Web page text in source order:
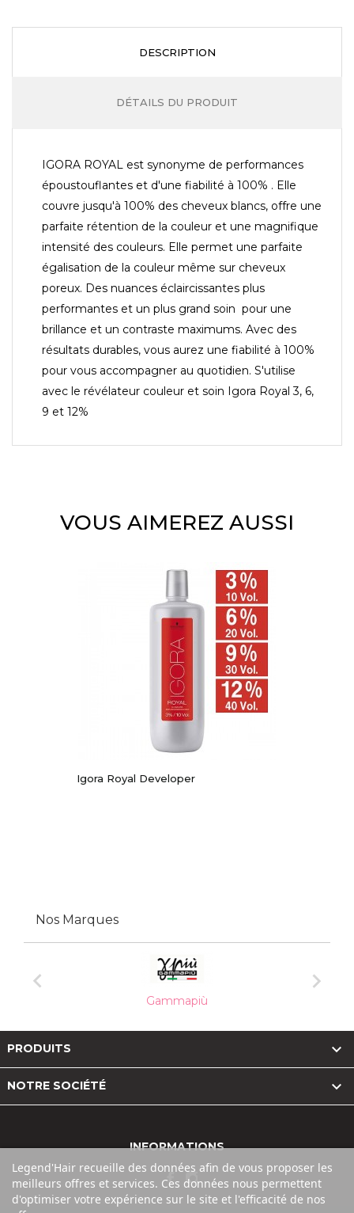
DESCRIPTION
DÉTAILS DU PRODUIT
IGORA ROYAL est synonyme de performances
époustouflantes et d'une fiabilité à 100% . Elle
couvre jusqu'à 100% des cheveux blancs, offre une
parfaite rétention de la couleur et une magnifique
intensité des couleurs. Elle permet une parfaite
égalisation de la couleur même sur cheveux
poreux. Des nuances éclaircissantes plus
performantes et un plus grand soin pour une
brillance et un contraste maximums. Avec des
résultats durables, vous aurez une fiabilité à 100%
pour vous accompagner au quotidien. S'utilise
avec le révélateur couleur et soin Igora Royal 3, 6,
9 et 12%
VOUS AIMEREZ AUSSI
Igora Royal Developer
Nos Marques

Gammapiù

PRODUITS 
NOTRE SOCIÉTÉ 
Legend'Hair recueille des données afin de vous proposer les
meilleurs offres et services. Ces données nous permettent
d'optimiser votre expérience sur le site et l'efficacité de nos
INFORMATIONS